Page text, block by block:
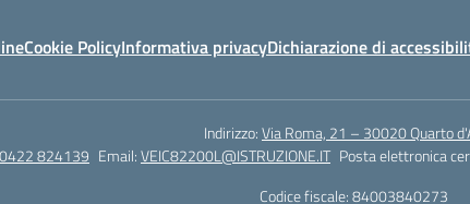
Cookie PolicyInformativa privacyDichiarazione di
Indirizzo:Via Roma, 21 – 30020 Quarto
0422 824139 Email:VEIC82200L@ISTRUZIONE.IT Posta elettronica
Codice fiscale: 84003840273